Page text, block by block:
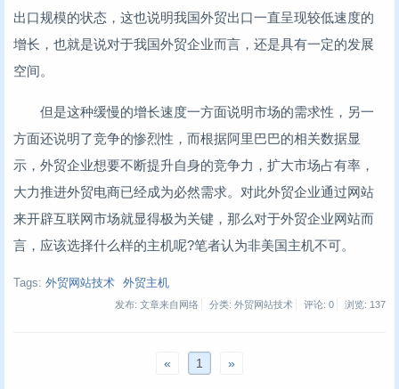
出口规模的状态，这也说明我国外贸出口一直呈现较低速度的
增长，也就是说对于我国外贸企业而言，还是具有一定的发展
空间。
但是这种缓慢的增长速度一方面说明市场的需求性，另一
方面还说明了竞争的惨烈性，而根据阿里巴巴的相关数据显
示，外贸企业想要不断提升自身的竞争力，扩大市场占有率，
大力推进外贸电商已经成为必然需求。对此外贸企业通过网站
来开辟互联网市场就显得极为关键，那么对于外贸企业网站而
言，应该选择什么样的主机呢?笔者认为非美国主机不可。
Tags: 外贸网站技术 外贸主机
发布: 文章来自网络 分类: 外贸网站技术 评论: 0 浏览: 137
« 1 »